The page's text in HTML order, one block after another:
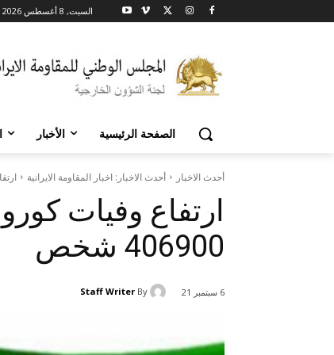
السبت, 8 أغسطس 2026
الصفحة الرئيسية الأخبار
أحدث الاخبار أحدث الاخبار: اخبار المقاومة الايرانية
ارتفاع وفیات
406900 شخص
6 سبتمبر 21 By
Staff Writer